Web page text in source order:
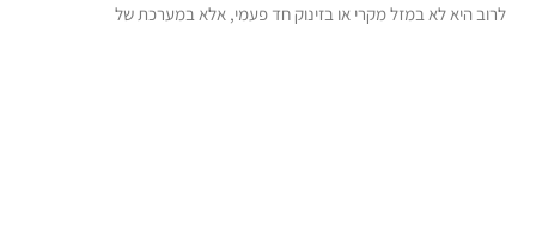
לרוב היא לא במזל מקרי או בזינוק חד פעמי, אלא במערכת של